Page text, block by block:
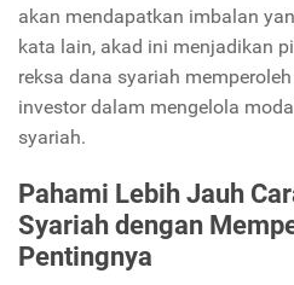
akan mendapatkan imbalan
kata lain, akad ini menjadikan
reksa dana syariah
investor dalam mengelola
syariah.
Pahami Lebih Jauh
Syariah dengan
Pentingnya